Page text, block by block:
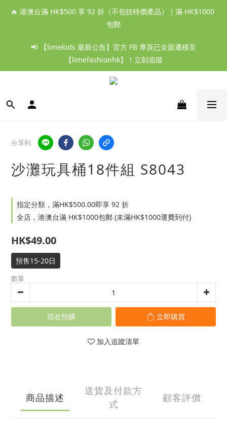
🔥 港澳台滿 HK$500 享 92 折（不包括特價產品）｜滿 HK$1000
包郵
📢 【limekids 最新公告】官方 FB 專頁已全面遷移至
【limefashionhk】！立刻追蹤
分享到
沙灘玩具桶18件組 S8043
指定分類，滿HK$500.00即享 92 折
全店，港澳台滿 HK$1000包郵 (未滿HK$1000運費到付)
HK$49.00
預售15-20日
數量
現在預購 立即購買
加入追蹤清單
商品描述
送貨及付款方
式
顧客評價